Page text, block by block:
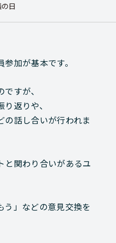
日
加が基本です。
すが、
返りや、
話し合いが行われま
と関わり合いがあるユ
う」などの意見交換を